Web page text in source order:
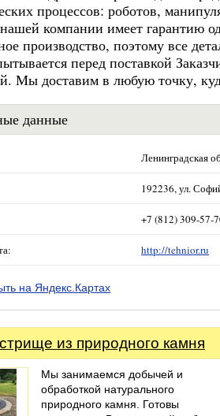
процессов: роботов,
компании имеет гарантию
производство, поэтому все
перед поставкой
Мы доставим в любую точку,
данные
Ленинградская
192236, ул.
+7 (812) 309-57-
http://tehnior.ru
на Яндекс.Картах
из природного камня
Мы занимаемся добычей и
обработкой натурального
природного камня. Готовы